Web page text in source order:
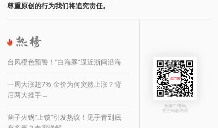
尊重原创的行为我们将追究责任。
台风橙色预警！“白海豚”逼近浙闽沿海
一周大涨超7% 金价为何突然上涨？背
后两大推手→
菌子火锅“上锁”引发热议！见手青到底
长按二维码
关注精彩内容